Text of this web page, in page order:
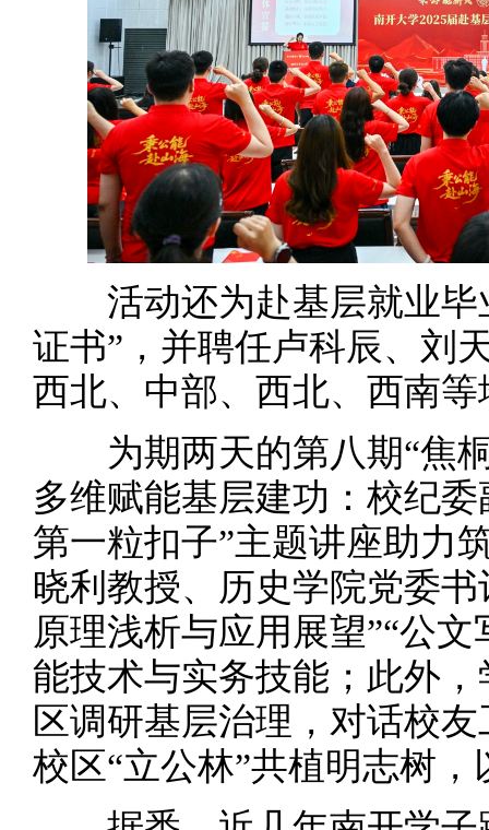
活动还为赴基层就业毕
证书”，并聘任卢科辰、刘
西北、中部、西北、西南
为期两天的第八期“焦桐
多维赋能基层建功：校纪
第一粒扣子”主题讲座助力
晓利教授、历史学院党委书
原理浅析与应用展望”“公
能技术与实务技能；此外
区调研基层治理，对话校
校区“立公林”共植明志树